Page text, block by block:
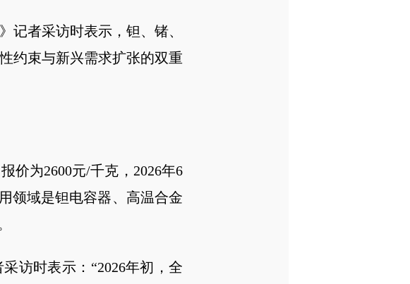
记者采访时表示，钽、锗、
约束与新兴需求扩张的双重
价为2600元/千克，2026年6
领域是钽电容器、高温合金
访时表示：“2026年初，全